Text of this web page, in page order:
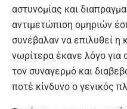
αστυνομίας και
αντιμετώπιση ομηριών
συνέβαλαν να επιλυθεί η
νωρίτερα έκανε λόγο για
τον συναγερμό και
ποτέ κίνδυνο ο γενικός